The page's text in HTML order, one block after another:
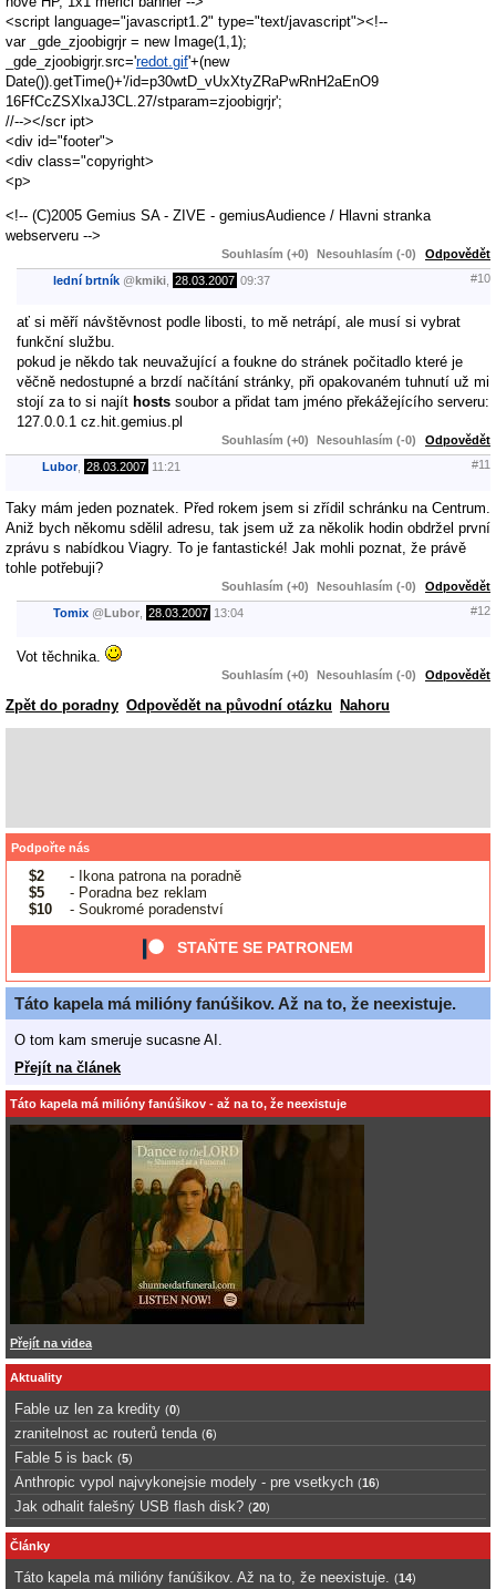
<script language="javascript1.2" type="text/javascript"><!--
var _gde_zjoobigrjr = new Image(1,1);
_gde_zjoobigrjr.src='redot.gif'+(new
Date()).getTime()+'/id=p30wtD_vUxXtyZRaPwRnH2aEnO9
16FfCcZSXlxaJ3CL.27/stparam=zjoobigrjr';
//--></scr ipt>
<div id="footer">
<div class="copyright>
<p>
<!-- (C)2005 Gemius SA - ZIVE - gemiusAudience / Hlavni stranka
webserveru -->
Souhlasím (+0) Nesouhlasím (-0) Odpovědět
lední brtník @kmiki 28.03.2007 09:37 #10
ať si měří návštěvnost podle libosti, to mě netrápí, ale musí si vybrat
funkční službu.
pokud je někdo tak neuvažující a foukne do stránek počitadlo které je
věčně nedostupné a brzdí načítání stránky, při opakovaném tuhnutí už mi
stojí za to si najít hosts soubor a přidat tam jméno překážejícího serveru:
127.0.0.1 cz.hit.gemius.pl
Souhlasím (+0) Nesouhlasím (-0) Odpovědět
Lubor, 28.03.2007 11:21 #11
Taky mám jeden poznatek. Před rokem jsem si zřídil schránku na Centrum.
Aniž bych někomu sdělil adresu, tak jsem už za několik hodin obdržel první
zprávu s nabídkou Viagry. To je fantastické! Jak mohli poznat, že právě
tohle potřebuji?
Souhlasím (+0) Nesouhlasím (-0) Odpovědět
Tomix @Lubor 28.03.2007 13:04 #12
Vot těchnika.
Souhlasím (+0) Nesouhlasím (-0) Odpovědět
Zpět do poradny Odpovědět na původní otázku Nahoru
Podpořte nás
$2
- Ikona patrona na poradně
$5
- Poradna bez reklam
$10
- Soukromé poradenství
STAŇTE SE PATRONEM
Táto kapela má milióny fanúšikov. Až na to, že neexistuje.
O tom kam smeruje sucasne AI.
Přejít na článek
Táto kapela má milióny fanúšikov - až na to, že neexistuje
Přejít na videa
Aktuality
Fable uz len za kredity (0)
zranitelnost ac routerů tenda (6)
Fable 5 is back (5)
Anthropic vypol najvykonejsie modely - pre vsetkych (16)
Jak odhalit falešný USB flash disk? (20)
Články
Táto kapela má milióny fanúšikov. Až na to, že neexistuje. (14)